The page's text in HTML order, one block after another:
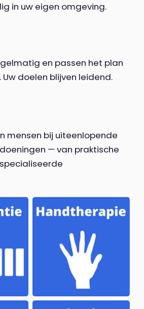
in uw eigen omgeving.
en passen het plan
doelen blijven leidend.
mensen bij uiteenlopende
— van praktische